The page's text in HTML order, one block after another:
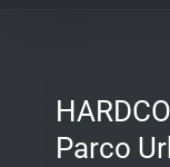
Parco